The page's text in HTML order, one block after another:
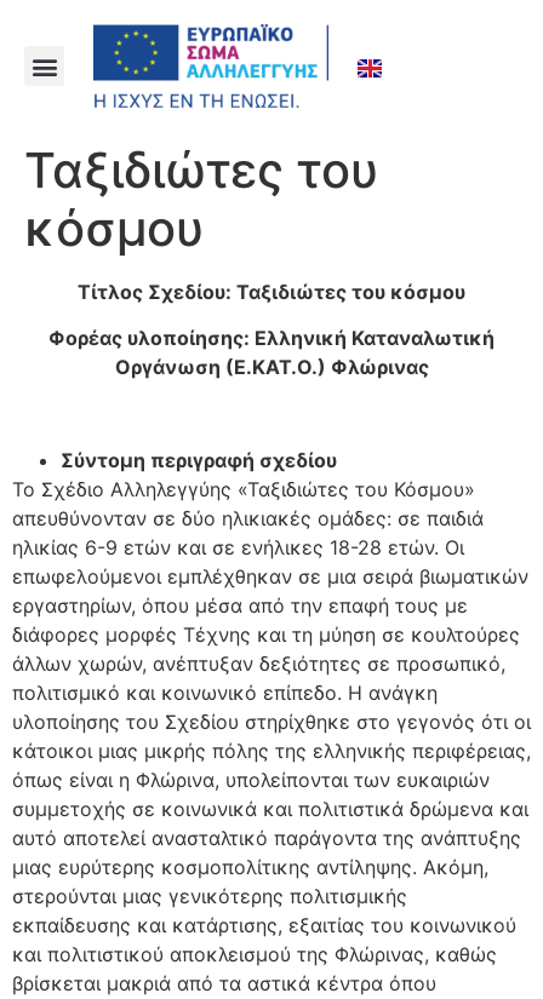
Ταξιδιώτες του
κόσμου
Τίτλος Σχεδίου: Ταξιδιώτες του κόσμου
Φορέας υλοποίησης: Ελληνική Καταναλωτική
Οργάνωση (Ε.ΚΑΤ.Ο.) Φλώρινας
Σύντομη περιγραφή σχεδίου
Το Σχέδιο Αλληλεγγύης «Ταξιδιώτες του Κόσμου»
απευθύνονταν σε δύο ηλικιακές ομάδες: σε παιδιά
ηλικίας 6-9 ετών και σε ενήλικες 18-28 ετών. Οι
επωφελούμενοι εμπλέχθηκαν σε μια σειρά βιωματικών
εργαστηρίων, όπου μέσα από την επαφή τους με
διάφορες μορφές Τέχνης και τη μύηση σε κουλτούρες
άλλων χωρών, ανέπτυξαν δεξιότητες σε προσωπικό,
πολιτισμικό και κοινωνικό επίπεδο. Η ανάγκη
υλοποίησης του Σχεδίου στηρίχθηκε στο γεγονός ότι οι
κάτοικοι μιας μικρής πόλης της ελληνικής περιφέρειας,
όπως είναι η Φλώρινα, υπολείπονται των ευκαιριών
συμμετοχής σε κοινωνικά και πολιτιστικά δρώμενα και
αυτό αποτελεί ανασταλτικό παράγοντα της ανάπτυξης
μιας ευρύτερης κοσμοπολίτικης αντίληψης. Ακόμη,
στερούνται μιας γενικότερης πολιτισμικής
εκπαίδευσης και κατάρτισης, εξαιτίας του κοινωνικού
και πολιτιστικού αποκλεισμού της Φλώρινας, καθώς
βρίσκεται μακριά από τα αστικά κέντρα όπου